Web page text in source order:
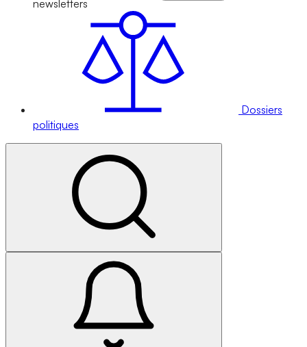
newsletters
Dossiers
politiques